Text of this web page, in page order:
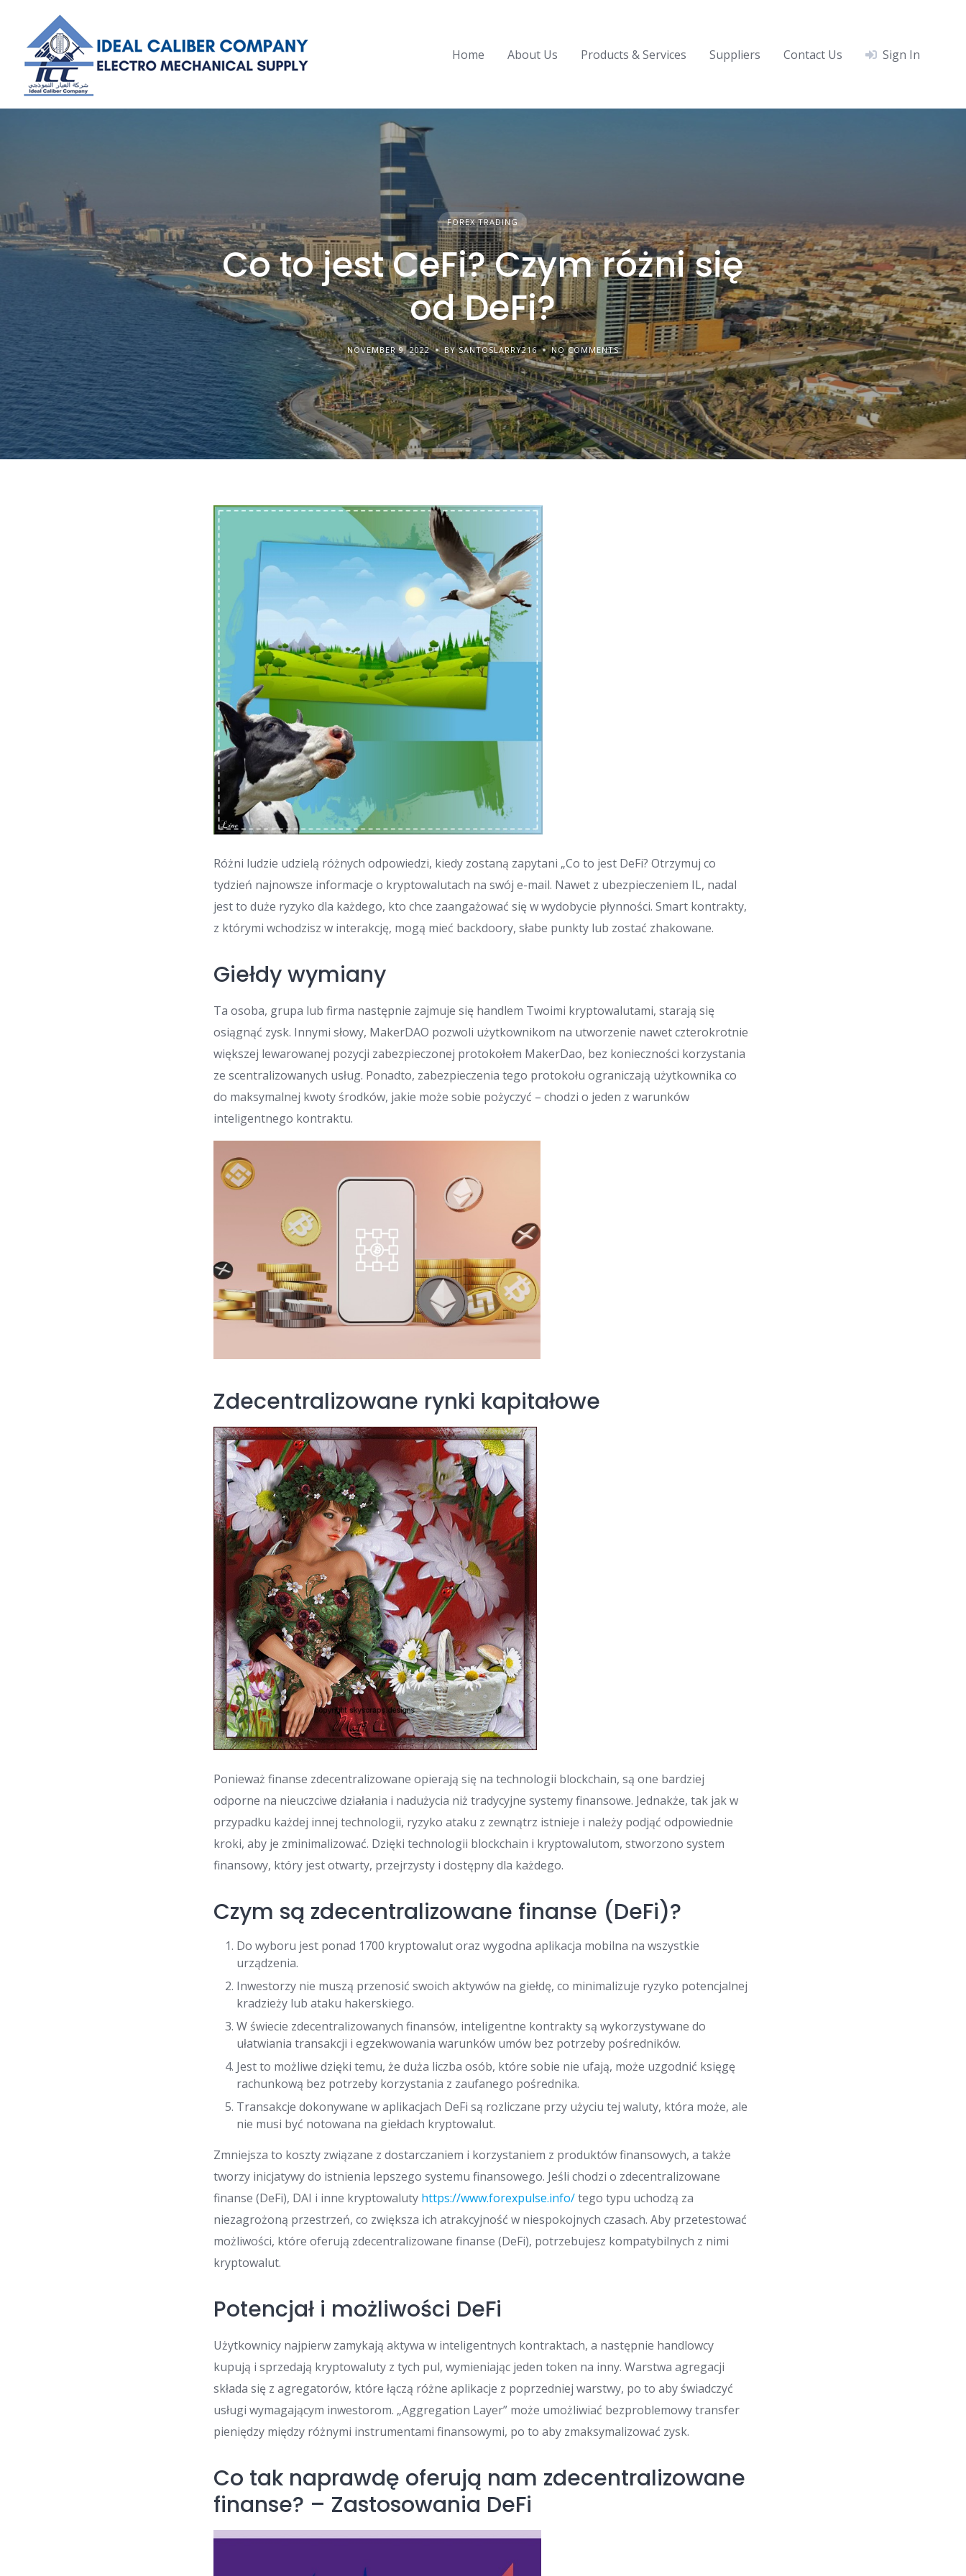
content
Home About Us Products & Services Suppliers Contact Us Sign In
FOREX TRADING
Co to jest CeFi? Czym różni się
od DeFi?
NOVEMBER 9, 2022 BY SANTOSLARRY216 NO COMMENTS
Różni ludzie udzielą różnych odpowiedzi, kiedy zostaną zapytani „Co to jest DeFi? Otrzymuj co
tydzień najnowsze informacje o kryptowalutach na swój e-mail. Nawet z ubezpieczeniem IL, nadal
jest to duże ryzyko dla każdego, kto chce zaangażować się w wydobycie płynności. Smart kontrakty,
z którymi wchodzisz w interakcję, mogą mieć backdoory, słabe punkty lub zostać zhakowane.
Giełdy wymiany
Ta osoba, grupa lub firma następnie zajmuje się handlem Twoimi kryptowalutami, starają się
osiągnąć zysk. Innymi słowy, MakerDAO pozwoli użytkownikom na utworzenie nawet czterokrotnie
większej lewarowanej pozycji zabezpieczonej protokołem MakerDao, bez konieczności korzystania
ze scentralizowanych usług. Ponadto, zabezpieczenia tego protokołu ograniczają użytkownika co
do maksymalnej kwoty środków, jakie może sobie pożyczyć – chodzi o jeden z warunków
inteligentnego kontraktu.
Zdecentralizowane rynki kapitałowe
Ponieważ finanse zdecentralizowane opierają się na technologii blockchain, są one bardziej
odporne na nieuczciwe działania i nadużycia niż tradycyjne systemy finansowe. Jednakże, tak jak w
przypadku każdej innej technologii, ryzyko ataku z zewnątrz istnieje i należy podjąć odpowiednie
kroki, aby je zminimalizować. Dzięki technologii blockchain i kryptowalutom, stworzono system
finansowy, który jest otwarty, przejrzysty i dostępny dla każdego.
Czym są zdecentralizowane finanse (DeFi)?
Do wyboru jest ponad 1700 kryptowalut oraz wygodna aplikacja mobilna na wszystkie
urządzenia.
Inwestorzy nie muszą przenosić swoich aktywów na giełdę, co minimalizuje ryzyko potencjalnej
kradzieży lub ataku hakerskiego.
W świecie zdecentralizowanych finansów, inteligentne kontrakty są wykorzystywane do
ułatwiania transakcji i egzekwowania warunków umów bez potrzeby pośredników.
Jest to możliwe dzięki temu, że duża liczba osób, które sobie nie ufają, może uzgodnić księgę
rachunkową bez potrzeby korzystania z zaufanego pośrednika.
Transakcje dokonywane w aplikacjach DeFi są rozliczane przy użyciu tej waluty, która może, ale
nie musi być notowana na giełdach kryptowalut.
Zmniejsza to koszty związane z dostarczaniem i korzystaniem z produktów finansowych, a także
tworzy inicjatywy do istnienia lepszego systemu finansowego. Jeśli chodzi o zdecentralizowane
finanse (DeFi), DAI i inne kryptowaluty https://www.forexpulse.info/tego typu uchodzą za
niezagrożoną przestrzeń, co zwiększa ich atrakcyjność w niespokojnych czasach. Aby przetestować
możliwości, które oferują zdecentralizowane finanse (DeFi), potrzebujesz kompatybilnych z nimi
kryptowalut.
Potencjał i możliwości DeFi
Użytkownicy najpierw zamykają aktywa w inteligentnych kontraktach, a następnie handlowcy
kupują i sprzedają kryptowaluty z tych pul, wymieniając jeden token na inny. Warstwa agregacji
składa się z agregatorów, które łączą różne aplikacje z poprzedniej warstwy, po to aby świadczyć
usługi wymagającym inwestorom. „Aggregation Layer” może umożliwiać bezproblemowy transfer
pieniędzy między różnymi instrumentami finansowymi, po to aby zmaksymalizować zysk.
Co tak naprawdę oferują nam zdecentralizowane
finanse? – Zastosowania DeFi